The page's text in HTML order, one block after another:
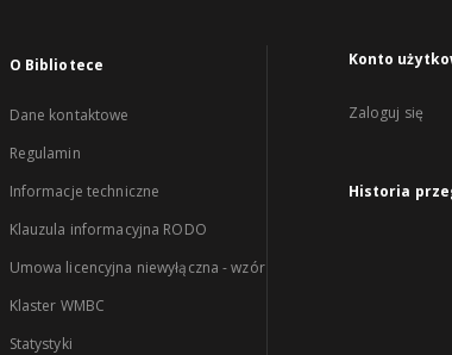
O Bibliotece
Dane kontaktowe
Regulamin
Informacje techniczne
Klauzula informacyjna RODO
Umowa licencyjna niewyłączna - wzór
Klaster WMBC
Statystyki
Konto
Zaloguj się
Historia